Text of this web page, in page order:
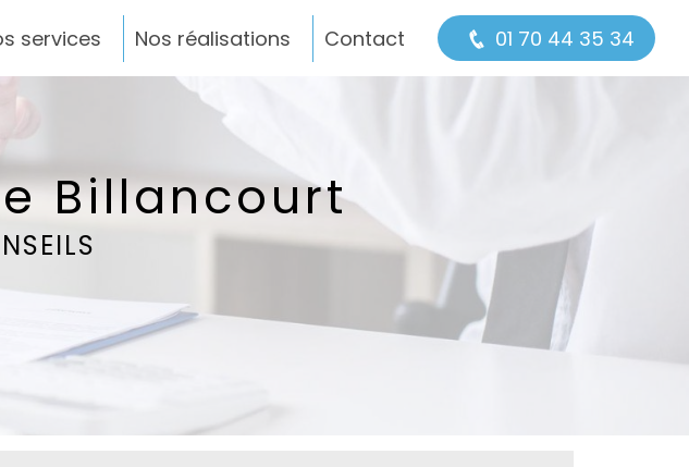
services Nos réalisations Contact 01 70 44 35 34
Billancourt